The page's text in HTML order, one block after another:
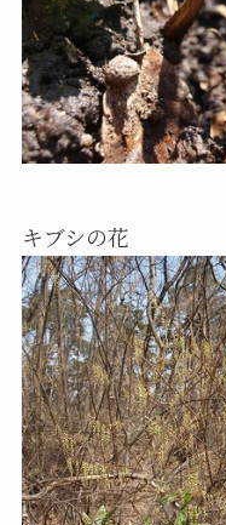
キブシの花